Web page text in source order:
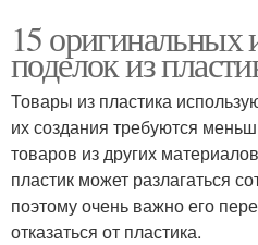
Бутылки для полива
Литровая бутылка
15 оригинальных
поделок из
Товары из пластика
их создания требуются
товаров из других
пластик может разлагаться
поэтому очень важно его
отказаться от пластика.